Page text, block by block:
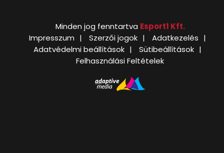
Minden jog fenntartva Esport1 Kft.
Impresszum
Szerzői jogok
Adatkezelés
Adatvédelmi beállítások
Sütibeállítások
Felhasználási Feltételek